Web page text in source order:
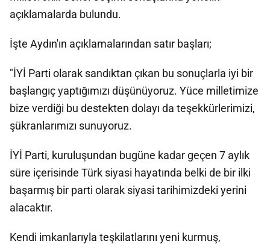
açıklamalarda bulundu.
İşte Aydın'ın açıklamalarından satır başları;
"İYİ Parti olarak sandıktan çıkan bu sonuçlarla iyi bir
başlangıç yaptığımızı düşünüyoruz. Yüce milletimize
bize verdiği bu destekten dolayı da teşekkürlerimizi,
şükranlarımızı sunuyoruz.
İYİ Parti, kuruluşundan bugüne kadar geçen 7 aylık
süre içerisinde Türk siyasi hayatında belki de bir ilki
başarmış bir parti olarak siyasi tarihimizdeki yerini
alacaktır.
Kendi imkanlarıyla teşkilatlarını yeni kurmuş,